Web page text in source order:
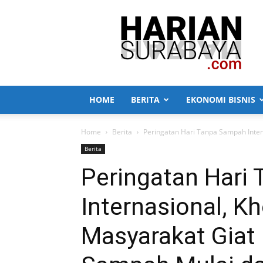
Harian
Surabaya
HOME BERITA EKONOMI BISNIS
Home Berita Peringatan Hari Tanpa Sampah
Berita
Peringatan Hari
Internasional,
Masyarakat